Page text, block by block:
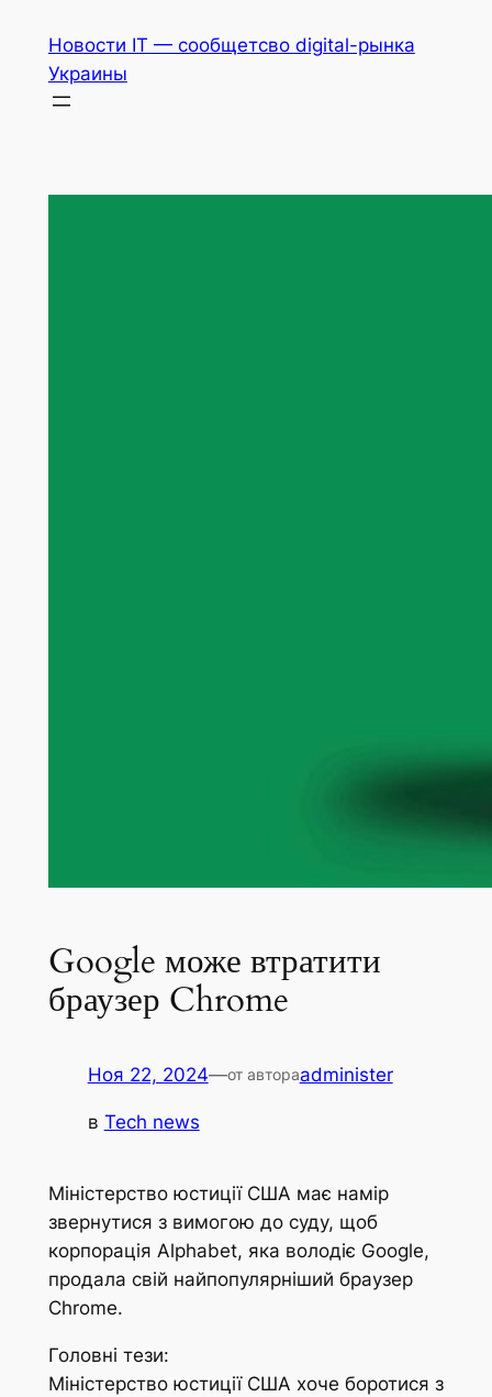
содержимому
Новости IT — сообщетсво digital-рынка
Украины
Google може втратити
браузер Chrome
Ноя 22, 2024—от автораadminister
в Tech news
Міністерство юстиції США має намір
звернутися з вимогою до суду, щоб
корпорація Alphabet, яка володіє Google,
продала свій найпопулярніший браузер
Chrome.
Головні тези:
Міністерство юстиції США хоче боротися з